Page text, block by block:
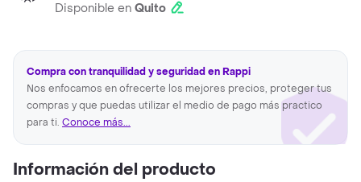
Disponible en Quito
Compra con tranquilidad y seguridad en Rappi
Nos enfocamos en ofrecerte los mejores precios, proteger tus
compras y que puedas utilizar el medio de pago más practico
para ti. Conoce más...
Información del producto